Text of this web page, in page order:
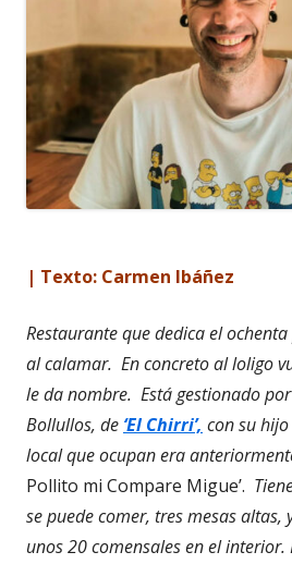
| Texto: Carmen Ibáñez
Restaurante que dedica el
al calamar. En concreto alloligo
le da nombre. Está gestionado
Bollullos, de ‘El Chirri’, con su
local que ocupan era
Pollito mi Compare Migue’.
se puede comer, tres mesas
unos 20 comensales en el